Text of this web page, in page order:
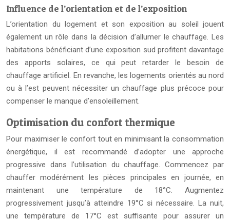
Influence de l’orientation et de l’exposition
L’orientation du logement et son exposition au soleil jouent
également un rôle dans la décision d’allumer le chauffage. Les
habitations bénéficiant d’une exposition sud profitent davantage
des apports solaires, ce qui peut retarder le besoin de
chauffage artificiel. En revanche, les logements orientés au nord
ou à l’est peuvent nécessiter un chauffage plus précoce pour
compenser le manque d’ensoleillement.
Optimisation du confort thermique
Pour maximiser le confort tout en minimisant la consommation
énergétique, il est recommandé d’adopter une approche
progressive dans l’utilisation du chauffage. Commencez par
chauffer modérément les pièces principales en journée, en
maintenant une température de 18°C. Augmentez
progressivement jusqu’à atteindre 19°C si nécessaire. La nuit,
une température de 17°C est suffisante pour assurer un